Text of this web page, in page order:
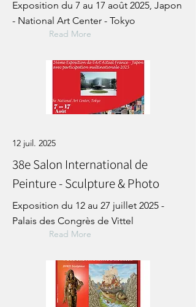
Exposition du 7 au 17 août 2025, Japon
- National Art Center - Tokyo
Read More
12 juil. 2025
38e Salon International de
Peinture - Sculpture & Photo
Exposition du 12 au 27 juillet 2025 -
Palais des Congrès de Vittel
Read More